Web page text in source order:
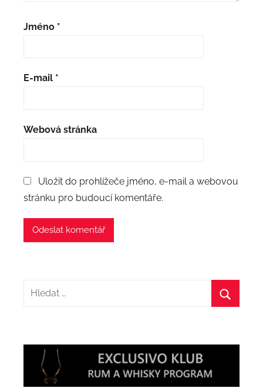
Jméno *
E-mail *
Webová stránka
Uložit do prohlížeče jméno, e-mail a webovou
stránku pro budoucí komentáře.
Hledat: